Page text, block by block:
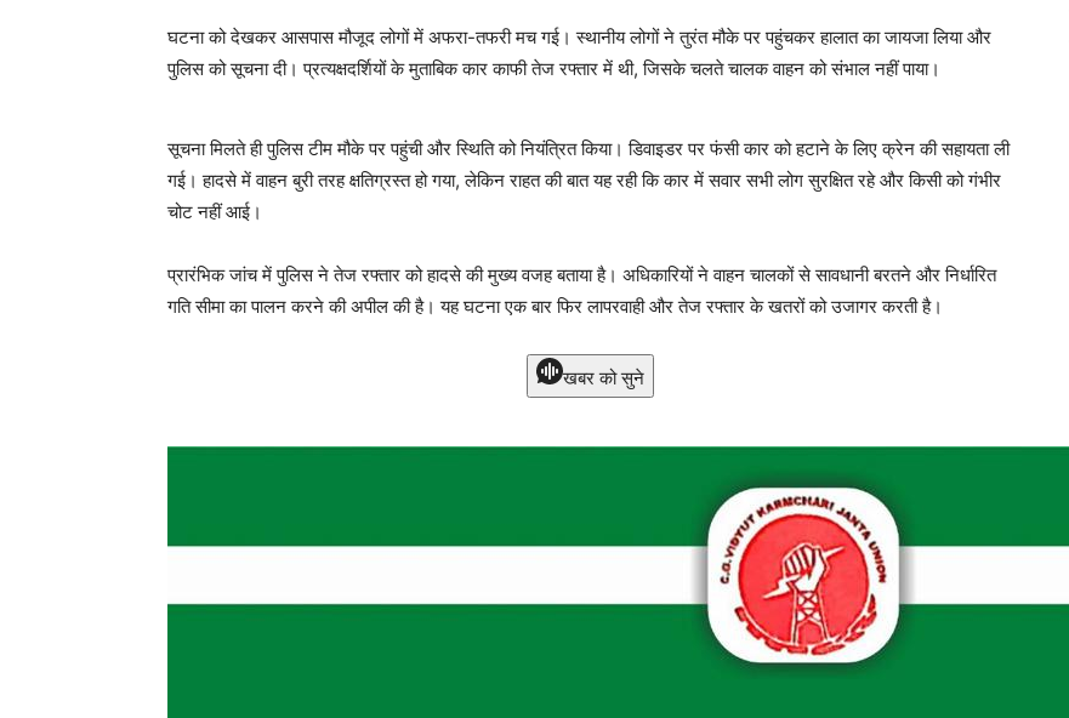
घटना को देखकर आसपास मौजूद लोगों में अफरा-तफरी मच गई। स्थानीय लोगों ने तुरंत मौके पर पहुंचकर हालात का जायजा लिया और
पुलिस को सूचना दी। प्रत्यक्षदर्शियों के मुताबिक कार काफी तेज रफ्तार में थी, जिसके चलते चालक वाहन को संभाल नहीं पाया।
सूचना मिलते ही पुलिस टीम मौके पर पहुंची और स्थिति को नियंत्रित किया। डिवाइडर पर फंसी कार को हटाने के लिए क्रेन की सहायता ली
गई। हादसे में वाहन बुरी तरह क्षतिग्रस्त हो गया, लेकिन राहत की बात यह रही कि कार में सवार सभी लोग सुरक्षित रहे और किसी को गंभीर
चोट नहीं आई।
प्रारंभिक जांच में पुलिस ने तेज रफ्तार को हादसे की मुख्य वजह बताया है। अधिकारियों ने वाहन चालकों से सावधानी बरतने और निर्धारित
गति सीमा का पालन करने की अपील की है। यह घटना एक बार फिर लापरवाही और तेज रफ्तार के खतरों को उजागर करती है।
खबर को सुने